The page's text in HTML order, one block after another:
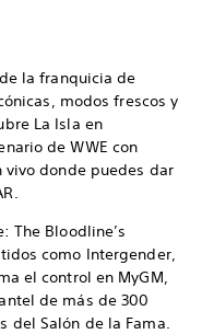
la franquicia de
modos frescos y
La Isla en
de WWE con
vivo donde puedes dar
The Bloodline’s
como Intergender,
el control en MyGM,
de más de 300
del Salón de la Fama.